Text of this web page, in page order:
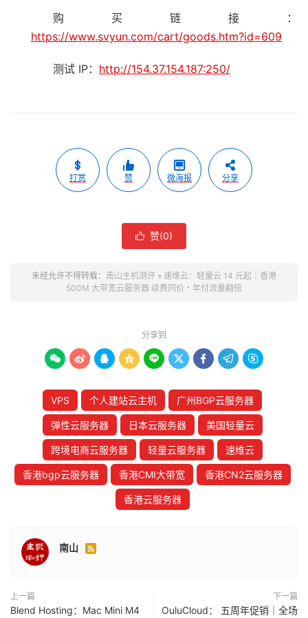
购买链接：
https://www.svyun.com/cart/goods.htm?id=609
测试 IP： http://154.37.154.187:250/
打赏 赞 微海报 分享
 赞(0)
未经允许不得转载： 南山主机测评 » 速维云：轻量云 14 元起｜香港
500M 大带宽云服务器 续费同价・年付流量翻倍
分享到
        
VPS 个人建站云主机 广州BGP云服务器
弹性云服务器 日本云服务器 美国轻量云
跨境电商云服务器 轻量云服务器 速维云
香港bgp云服务器 香港CMI大带宽 香港CN2云服务器
香港云服务器
南山 
上一篇
Blend Hosting：Mac Mini M4
下一篇
OuluCloud： 五周年促销｜全场